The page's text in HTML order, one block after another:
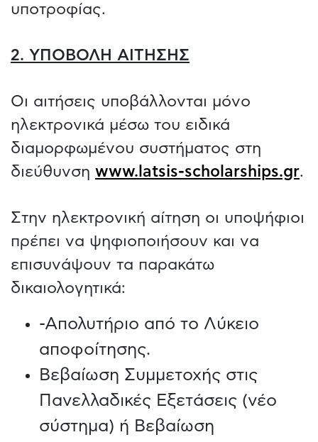
υποτροφίας.
2. ΥΠΟΒΟΛΗ ΑΙΤΗΣΗΣ
Οι αιτήσεις υποβάλλονται μόνο
ηλεκτρονικά μέσω του ειδικά
διαμορφωμένου συστήματος στη
διεύθυνση www.latsis-scholarships.gr.
Στην ηλεκτρονική αίτηση οι υποψήφιοι
πρέπει να ψηφιοποιήσουν και να
επισυνάψουν τα παρακάτω
δικαιολογητικά:
-Απολυτήριο από το Λύκειο
αποφοίτησης.
Βεβαίωση Συμμετοχής στις
Πανελλαδικές Εξετάσεις (νέο
σύστημα) ή Βεβαίωση